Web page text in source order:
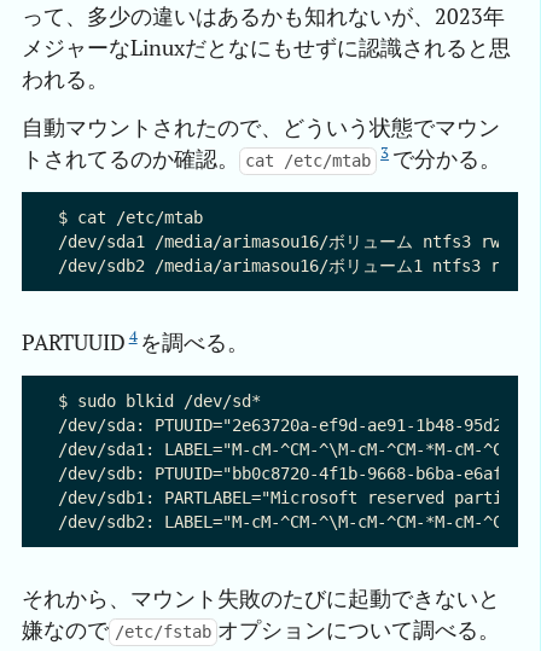
って、多少の違いはあるかも知れないが、2023年
メジャーなLinuxだとなにもせずに認識されると思
われる。
自動マウントされたので、どういう状態でマウン
トされてるのか確認。
cat /etc/mtab 3 で分かる。
$ cat /etc/mtab
/dev/sda1 /media/arimasou16/ボリューム ntfs3
PARTUUID 4 を調べる。
$ sudo blkid /dev/sd*
/dev/sda: PTUUID="2e63720a-ef9d-ae91-1b48-
/dev/sda1: LABEL="M-cM-^CM-^\M-cM-^CM-*M-cM-^CM-
/dev/sdb: PTUUID="bb0c8720-4f1b-9668-b6ba-
/dev/sdb1: PARTLABEL="Microsoft reserved
それから、マウント失敗のたびに起動できないと
嫌なので /etc/fstab オプションについて調べる。